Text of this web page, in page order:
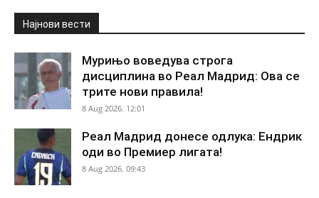
Најнови вести
Мурињо воведува строга
дисциплина во Реал Мадрид: Ова се
трите нови правила!
8 Aug 2026. 12:01
Реал Мадрид донесе одлука: Ендрик
оди во Премиер лигата!
8 Aug 2026. 09:43